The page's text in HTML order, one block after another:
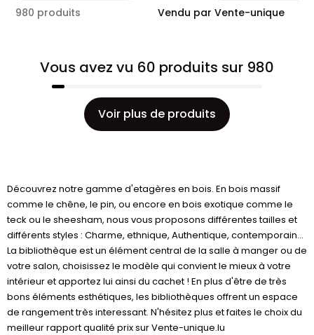
980 produits Vendu par Vente-unique
Vous avez vu 60 produits sur 980
Voir plus de produits
Découvrez notre gamme d'etagères en bois. En bois massif
comme le chêne, le pin, ou encore en bois exotique comme le
teck ou le sheesham, nous vous proposons différentes tailles et
différents styles : Charme, ethnique, Authentique, contemporain…
La bibliothèque est un élément central de la salle à manger ou de
votre salon, choisissez le modèle qui convient le mieux à votre
intérieur et apportez lui ainsi du cachet ! En plus d'être de très
bons éléments esthétiques, les bibliothèques offrent un espace
de rangement très interessant. N'hésitez plus et faites le choix du
meilleur rapport qualité prix sur Vente-unique.lu